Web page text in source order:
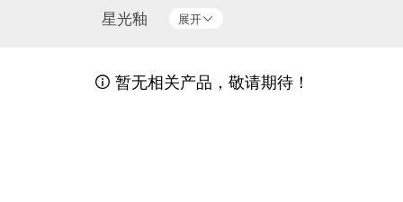
星光釉
展开
 暂无相关产品，敬请期待！